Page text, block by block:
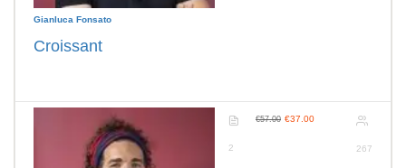
Gianluca Fonsato
Croissant
2 267
€57.00 €37.00